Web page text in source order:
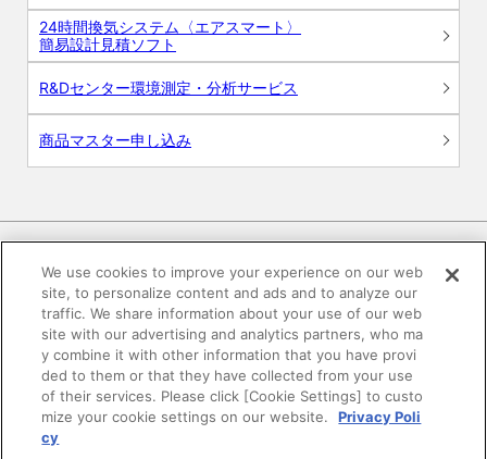
24時間換気システム〈エアスマート〉
簡易設計見積ソフト
R&Dセンター環境測定・分析サービス
商品マスター申し込み
電子公告 このWEBサイトについて
プライバシーポリシー
SNSコミュニティガイドライン サイトマップ
We use cookies to improve your experience on our web
site, to personalize content and ads and to analyze our
traffic. We share information about your use of our web
site with our advertising and analytics partners, who ma
y combine it with other information that you have provi
ded to them or that they have collected from your use
of their services. Please click [Cookie Settings] to custo
mize your cookie settings on our website.
Privacy Poli
cy